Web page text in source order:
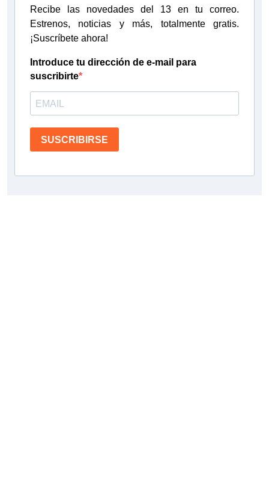
Recibe las novedades del 13 en tu correo.
Estrenos, noticias y más, totalmente gratis.
¡Suscríbete ahora!
Introduce tu dirección de e-mail para
suscribirte
SUSCRIBIRSE